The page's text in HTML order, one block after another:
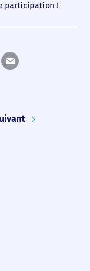
participation !